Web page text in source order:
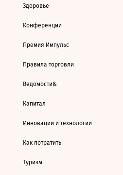
Здоровье
Конференции
Премия Импульс
Правила торговли
Ведомости&
Капитал
Инновации и технологии
Как потратить
Туризм